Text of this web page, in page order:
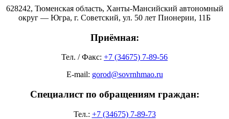
628242, Тюменская область, Ханты-Мансийский автономный
округ — Югра, г. Советский, ул. 50 лет Пионерии, 11Б
Приёмная:
Тел. / Факс: +7 (34675) 7-89-56
E-mail: gorod@sovrnhmao.ru
Специалист по обращениям граждан:
Тел.: +7 (34675) 7-89-73